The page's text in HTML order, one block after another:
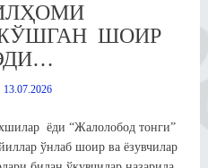
ШОИР
13.07.2026
ёди “Жалолобод тонги”
ўнлаб шоир ва ёзувчилар